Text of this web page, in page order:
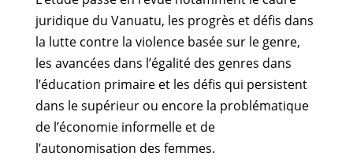
juridique du Vanuatu, les progrès et défis dans
la lutte contre la violence basée sur le genre,
les avancées dans l’égalité des genres dans
l’éducation primaire et les défis qui persistent
dans le supérieur ou encore la problématique
de l’économie informelle et de
l’autonomisation des femmes.